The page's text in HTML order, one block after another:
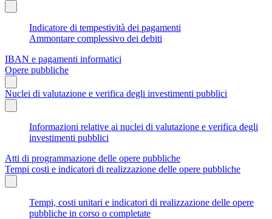
Indicatore di tempestività dei pagamenti
Ammontare complessivo dei debiti
IBAN e pagamenti informatici
Opere pubbliche
Nuclei di valutazione e verifica degli investimenti pubblici
Informazioni relative ai nuclei di valutazione e verifica degli
investimenti pubblici
Atti di programmazione delle opere pubbliche
Tempi costi e indicatori di realizzazione delle opere pubbliche
Tempi, costi unitari e indicatori di realizzazione delle opere
pubbliche in corso o completate